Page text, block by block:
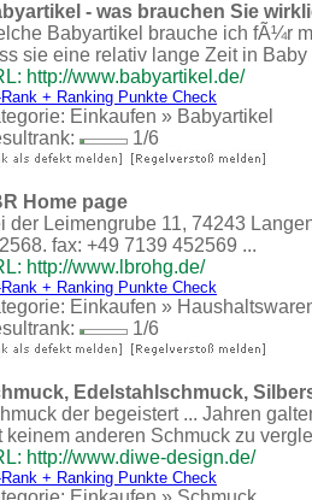
- was brauchen Sie
Babyartikel brauche ich fÃ¼r
sie eine relativ lange Zeit in Baby
http://www.babyartikel.de/
Rank + Ranking Punkte Check
Einkaufen » Babyartikel
1/6
Home page
der Leimengrube 11, 74243
fax: +49 7139 452569 ...
http://www.lbrohg.de/
Rank + Ranking Punkte Check
Einkaufen »
1/6
Edelstahlschmuck,
der begeistert ... Jahren
keinem anderen Schmuck zu
http://www.diwe-design.de/
Rank + Ranking Punkte Check